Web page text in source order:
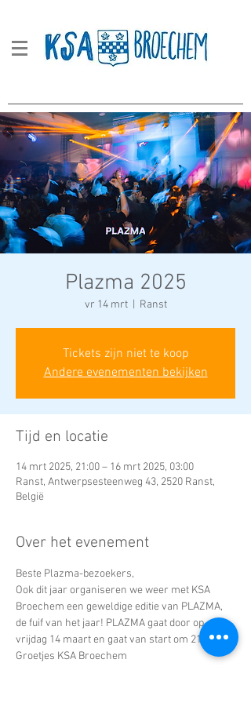
Plazma 2025
vr 14 mrt
  |
Ranst
Tickets zijn niet te koop
Andere evenementen bekijken
Tijd en locatie
14 mrt 2025, 21:00 – 16 mrt 2025, 03:00
Ranst, Antwerpsesteenweg 43, 2520 Ranst,
België
Over het evenement
Beste Plazma-bezoekers,
Ook dit jaar organiseren we weer met KSA
Broechem een geweldige editie van PLAZMA,
de fuif van het jaar! PLAZMA gaat door op
vrijdag 14 maart en gaat van start om 21u.
Groetjes KSA Broechem